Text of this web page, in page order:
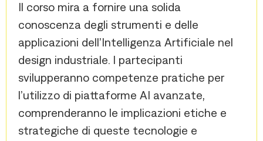
Il corso mira a fornire una solida
conoscenza degli strumenti e delle
applicazioni dell’Intelligenza Artificiale nel
design industriale. I partecipanti
svilupperanno competenze pratiche per
l’utilizzo di piattaforme AI avanzate,
comprenderanno le implicazioni etiche e
strategiche di queste tecnologie e